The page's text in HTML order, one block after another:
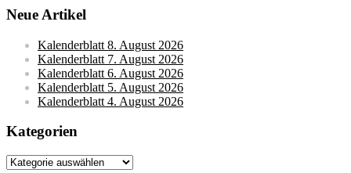
Neue Artikel
Kalenderblatt 8. August 2026
Kalenderblatt 7. August 2026
Kalenderblatt 6. August 2026
Kalenderblatt 5. August 2026
Kalenderblatt 4. August 2026
Kategorien
Kategorien